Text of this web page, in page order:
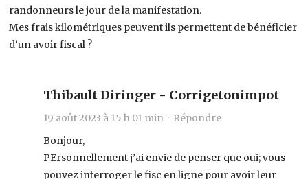
randonneurs le jour de la manifestation.
Mes frais kilométriques peuvent ils permettent de bénéficier
d’un avoir fiscal ?
Thibault Diringer - Corrigetonimpot
19 août 2023 à 15 h 01 min · Répondre
Bonjour,
PErsonnellement j’ai envie de penser que oui; vous
pouvez interroger le fisc en ligne pour avoir leur